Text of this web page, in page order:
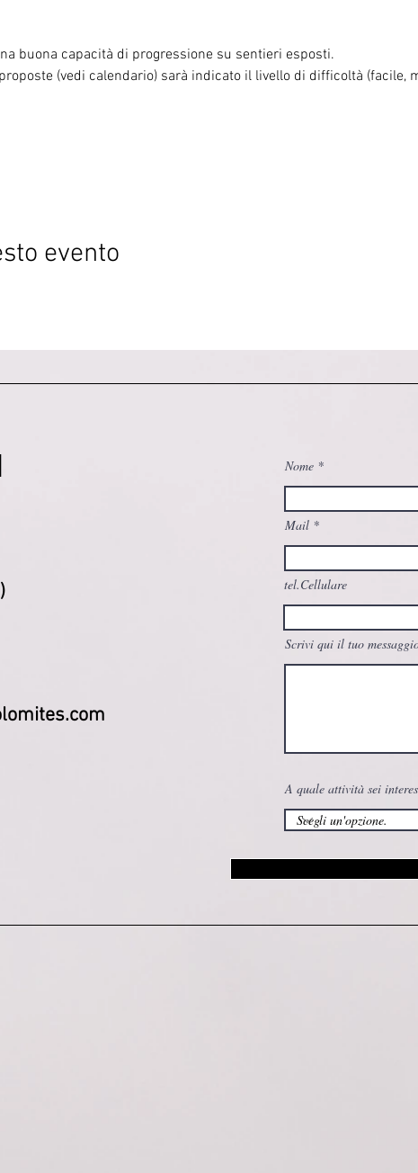
buona capacità di progressione su sentieri esposti.
(vedi calendario) sarà indicato il livello di difficoltà (facile,
evento
Nome
Mail
tel.Cellulare
Scrivi qui il tuo
A quale attività sei